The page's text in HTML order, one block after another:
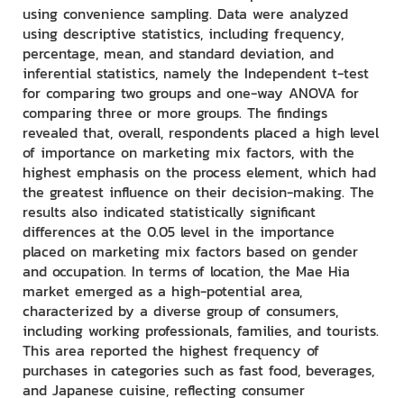
using convenience sampling. Data were analyzed
using descriptive statistics, including frequency,
percentage, mean, and standard deviation, and
inferential statistics, namely the Independent t-test
for comparing two groups and one-way ANOVA for
comparing three or more groups. The findings
revealed that, overall, respondents placed a high level
of importance on marketing mix factors, with the
highest emphasis on the process element, which had
the greatest influence on their decision-making. The
results also indicated statistically significant
differences at the 0.05 level in the importance
placed on marketing mix factors based on gender
and occupation. In terms of location, the Mae Hia
market emerged as a high-potential area,
characterized by a diverse group of consumers,
including working professionals, families, and tourists.
This area reported the highest frequency of
purchases in categories such as fast food, beverages,
and Japanese cuisine, reflecting consumer